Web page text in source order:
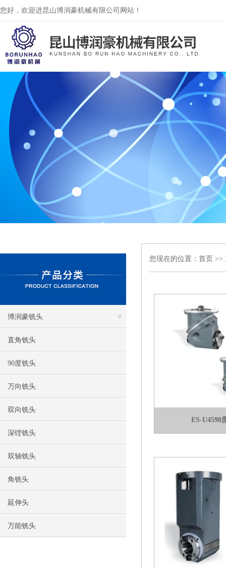
您好，欢迎进昆山博润豪机械有限公司网站！
博润豪铣头
直角铣头
90度铣头
万向铣头
双向铣头
深镗铣头
双轴铣头
角铣头
延伸头
万能铣头
您现在的位置： 首页 >>
ES-U4590